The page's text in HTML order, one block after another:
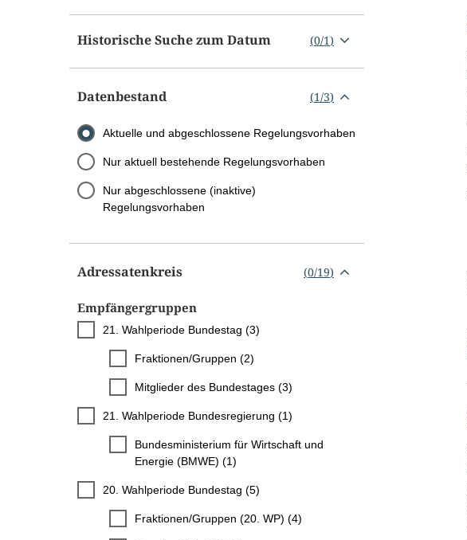
Historische Suche zum Datum (0/1)
Datenbestand (1/3)
Aktuelle und abgeschlossene Regelungsvorhaben
Nur aktuell bestehende Regelungsvorhaben
Nur abgeschlossene (inaktive)
Regelungsvorhaben
Adressatenkreis (0/19)
Empfängergruppen
21. Wahlperiode Bundestag (3)
Fraktionen/Gruppen (2)
Mitglieder des Bundestages (3)
21. Wahlperiode Bundesregierung (1)
Bundesministerium für Wirtschaft und
Energie (BMWE) (1)
20. Wahlperiode Bundestag (5)
Fraktionen/Gruppen (20. WP) (4)